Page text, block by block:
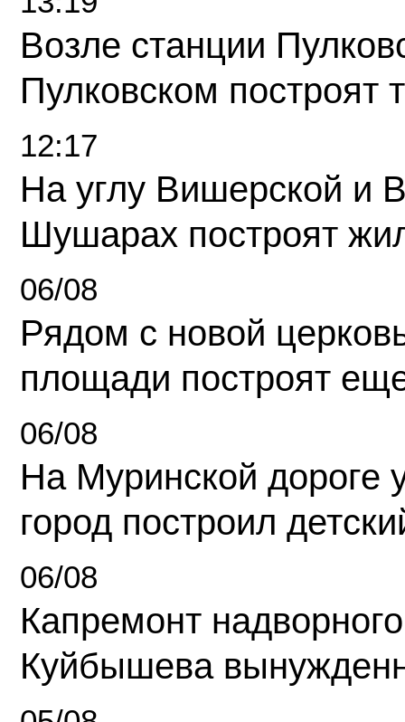
Возле станции
Пулковском построят
12:17
На углу Вишерской и
Шушарах построят
06/08
Рядом с новой
площади построят
06/08
На Муринской дороге
город построил
06/08
Капремонт
Куйбышева